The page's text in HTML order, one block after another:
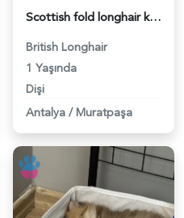
Scottish fold longhair kızıma eş arıyorum - 118984351
British Longhair
1 Yaşında
Dişi
Antalya / Muratpaşa